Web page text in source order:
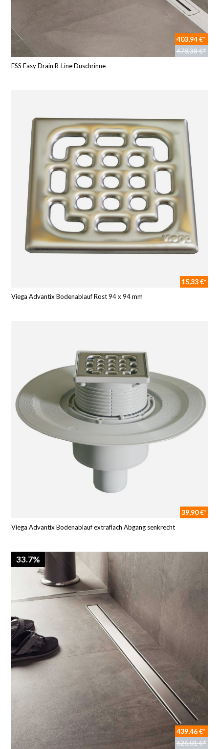
403,94 €*
478,38 €*
ESS Easy Drain R-Line Duschrinne
15,33 €*
Viega Advantix Bodenablauf Rost 94 x 94 mm
39,90 €*
Viega Advantix Bodenablauf extraflach Abgang senkrecht
33.7%
439,46 €*
626,01 €*